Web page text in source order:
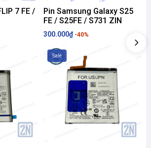
7 FE /
Pin Samsung Galaxy S25
FE / S25FE / S731 ZIN
300.000₫ -40%
Sale